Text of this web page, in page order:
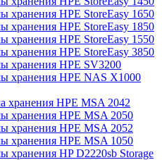
хранения HPE StoreEasy 1650
хранения HPE StoreEasy 1850
хранения HPE StoreEasy 1550
хранения HPE StoreEasy 3850
хранения HPE SV3200
хранения HPE NAS X1000
хранения HPE MSA 2042
хранения HPE MSA 2050
хранения HPE MSA 2052
хранения HPE MSA 1050
хранения HP D2220sb Storage